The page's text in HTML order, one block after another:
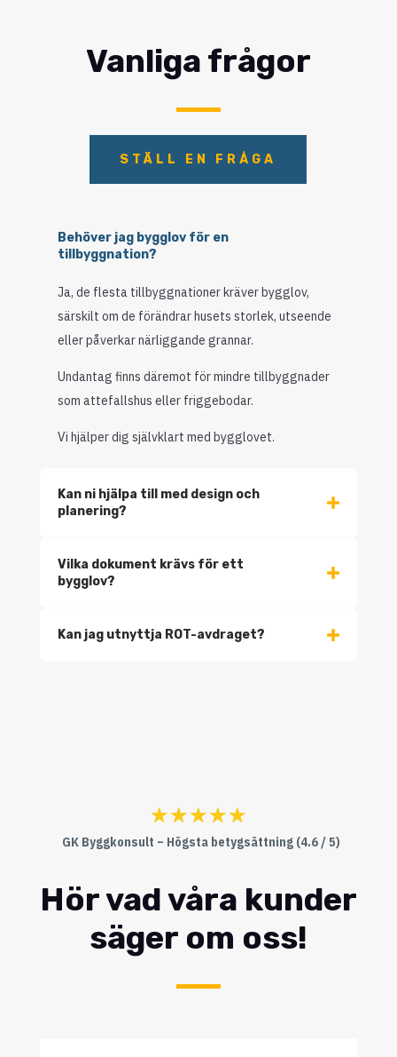
Vanliga frågor
STÄLL EN FRÅGA
Behöver jag bygglov för en
tillbyggnation?
Ja, de flesta tillbyggnationer kräver bygglov,
särskilt om de förändrar husets storlek, utseende
eller påverkar närliggande grannar.
Undantag finns däremot för mindre tillbyggnader
som attefallshus eller friggebodar.
Vi hjälper dig självklart med bygglovet.
Kan ni hjälpa till med design och
planering?
Vilka dokument krävs för ett
bygglov?
Kan jag utnyttja ROT-avdraget?
☆☆☆☆☆
GK Byggkonsult – Högsta betygsättning (4.6 / 5)
Hör vad våra kunder
säger om oss!